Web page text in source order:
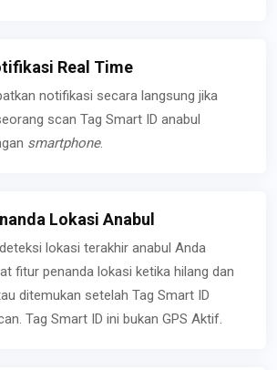
Real Time
notifikasi secara langsung jika
scan Tag Smart ID anabul
smartphone.
Lokasi Anabul
lokasi terakhir anabul Anda
fitur penanda lokasi ketika hilang dan
ditemukan setelah Tag Smart ID
Tag Smart ID ini bukan GPS Aktif.